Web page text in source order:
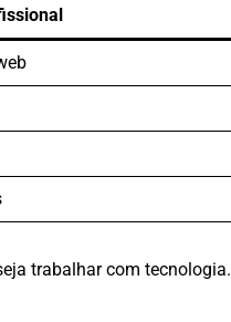
trabalhar com tecnologia.